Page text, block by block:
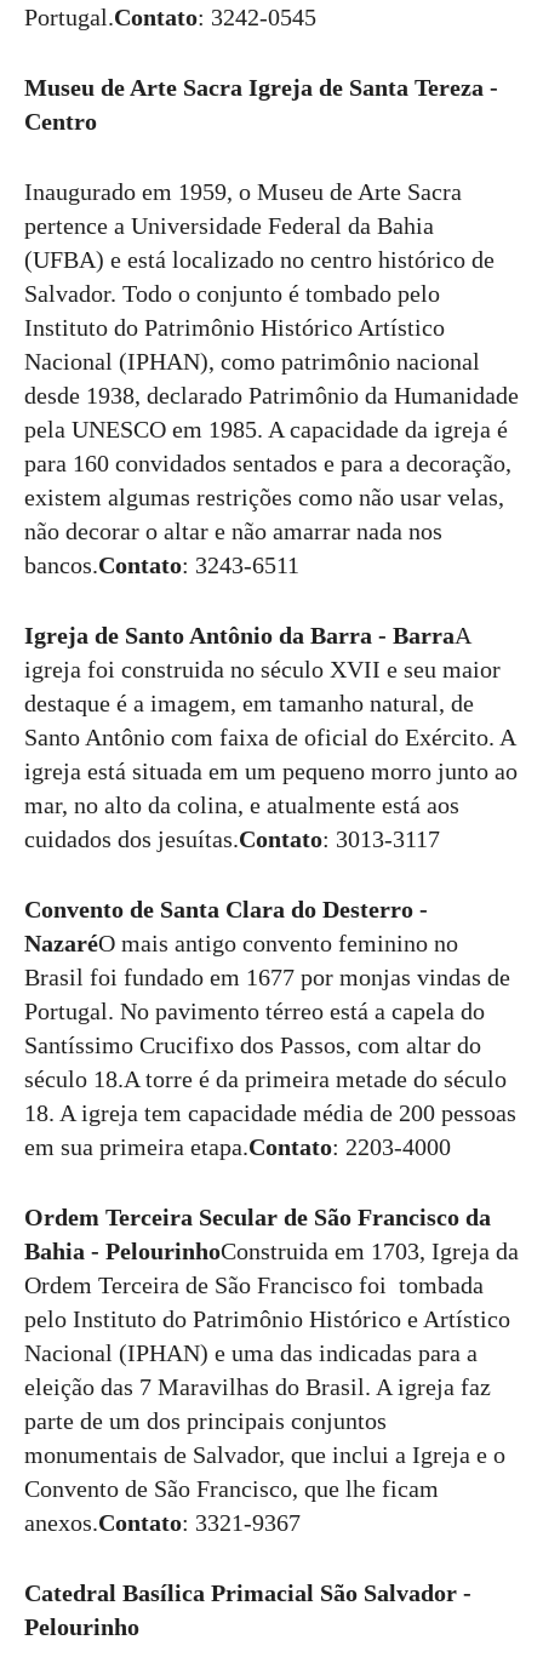
Portugal.Contato: 3242-0545
Museu de Arte Sacra Igreja de Santa Tereza -
Centro
Inaugurado em 1959, o Museu de Arte Sacra
pertence a Universidade Federal da Bahia
(UFBA) e está localizado no centro histórico de
Salvador. Todo o conjunto é tombado pelo
Instituto do Patrimônio Histórico Artístico
Nacional (IPHAN), como patrimônio nacional
desde 1938, declarado Patrimônio da Humanidade
pela UNESCO em 1985. A capacidade da igreja é
para 160 convidados sentados e para a decoração,
existem algumas restrições como não usar velas,
não decorar o altar e não amarrar nada nos
bancos.Contato: 3243-6511
Igreja de Santo Antônio da Barra - BarraA
igreja foi construida no século XVII e seu maior
destaque é a imagem, em tamanho natural, de
Santo Antônio com faixa de oficial do Exército. A
igreja está situada em um pequeno morro junto ao
mar, no alto da colina, e atualmente está aos
cuidados dos jesuítas.Contato: 3013-3117
Convento de Santa Clara do Desterro -
NazaréO mais antigo convento feminino no
Brasil foi fundado em 1677 por monjas vindas de
Portugal. No pavimento térreo está a capela do
Santíssimo Crucifixo dos Passos, com altar do
século 18.A torre é da primeira metade do século
18. A igreja tem capacidade média de 200 pessoas
em sua primeira etapa.Contato: 2203-4000
Ordem Terceira Secular de São Francisco da
Bahia - PelourinhoConstruida em 1703, Igreja da
Ordem Terceira de São Francisco foi tombada
pelo Instituto do Patrimônio Histórico e Artístico
Nacional (IPHAN) e uma das indicadas para a
eleição das 7 Maravilhas do Brasil. A igreja faz
parte de um dos principais conjuntos
monumentais de Salvador, que inclui a Igreja e o
Convento de São Francisco, que lhe ficam
anexos.Contato: 3321-9367
Catedral Basílica Primacial São Salvador -
Pelourinho